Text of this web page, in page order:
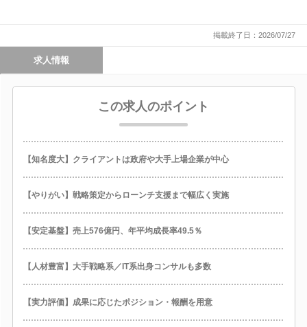
掲載終了日：2026/07/27
求人情報
この求人のポイント
【知名度大】クライアントは政府や大手上場企業が中心
【やりがい】戦略策定からローンチ支援まで幅広く実施
【安定基盤】売上576億円、年平均成長率49.5％
【人材豊富】大手戦略系／IT系出身コンサルも多数
【実力評価】成果に応じたポジション・報酬を用意